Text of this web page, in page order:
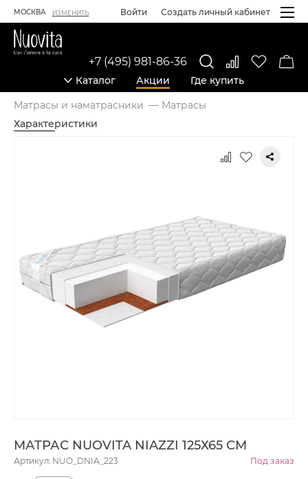
МОСКВА ИЗМЕНИТЬ Войти Создать личный кабинет
Каталог Акции Где купить
+7 (495) 981-86-36
Матрасы и наматрасники
Матрасы
Характеристики
МАТРАС NUOVITA NIAZZI 125Х65 СМ
Артикул: NUO_DNIA_223 Под заказ